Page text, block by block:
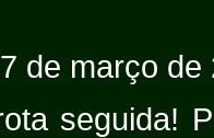
de março de
seguida!